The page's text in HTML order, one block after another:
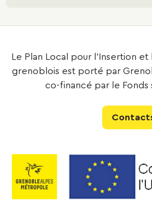
Le Plan Local pour l’Insertion et
grenoblois est porté par
co-financé par le Fonds